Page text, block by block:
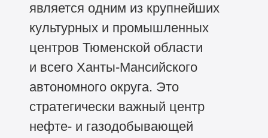
является одним из крупнейших
культурных и промышленных
центров Тюменской области
и всего Ханты-Мансийского
автономного округа. Это
стратегически важный центр
нефте- и газодобывающей